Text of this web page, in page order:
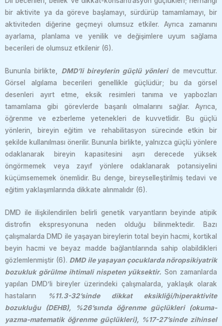
bir aktivite ya da göreve başlamayı, sürdürüp tamamlamayı, bir
aktiviteden diğerine geçmeyi olumsuz etkiler. Ayrıca zamanını
ayarlama, planlama ve yenilik ve değişimlere uyum sağlama
becerileri de olumsuz etkilenir (6).
Bununla birlikte, DMD’li bireylerin güçlü yönleride mevcuttur.
Görsel algılama becerileri genellikle güçlüdür; bu da görsel
desenleri ayırt etme, eksik resimleri tanıma ve yapbozları
tamamlama gibi görevlerde başarılı olmalarını sağlar. Ayrıca,
öğrenme ve ezberleme yetenekleri de kuvvetlidir. Bu güçlü
yönlerin, bireyin eğitim ve rehabilitasyon sürecinde etkin bir
şekilde kullanılması önerilir. Bununla birlikte, yalnızca güçlü yönlere
odaklanarak bireyin kapasitesini aşırı derecede yüksek
öngörmemek veya zayıf yönlere odaklanarak potansiyelini
küçümsememek önemlidir. Bu denge, bireyselleştirilmiş tedavi ve
eğitim yaklaşımlarında dikkate alınmalıdır (6).
DMD ile ilişkilendirilen belirli genetik varyantların beyinde atipik
distrofin ekspresyonuna neden olduğu bilinmektedir. Bazı
çalışmalarda DMD ile yaşayan bireylerin total beyin hacmi, kortikal
beyin hacmi ve beyaz madde bağlantılarında sahip olabildikleri
gözlemlenmiştir (6). DMD ile yaşayan çocuklarda nöropsikiyatrik
bozukluk görülme ihtimali nispeten yüksektir. Son zamanlarda
yapılan DMD’li bireyler üzerindeki çalışmalarda, yaklaşık olarak
hastaların
%11.3-32’sinde dikkat eksikliği/hiperaktivite
bozukluğu (DEHB), %26’sında öğrenme güçlükleri (okuma-
yazma-matematik öğrenme güçlükleri), %17-27’sinde zihinsel